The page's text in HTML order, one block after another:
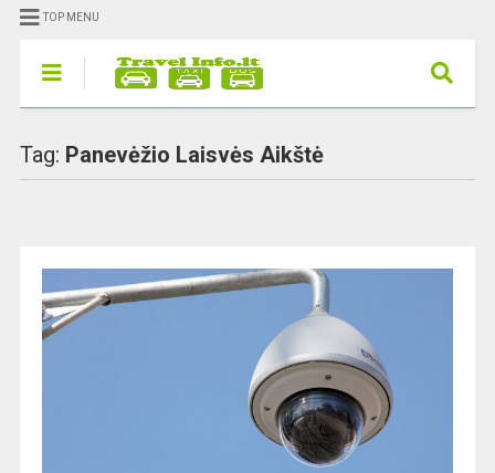
TOP MENU
Tag: Panevėžio Laisvės Aikštė